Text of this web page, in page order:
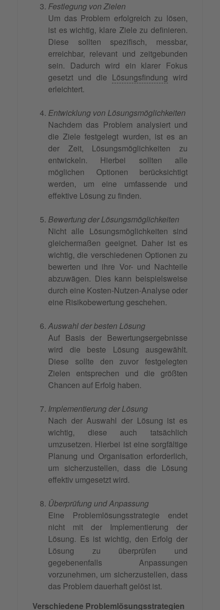
Festlegung von Zielen
Um das Problem erfolgreich zu lösen,
ist es wichtig, klare Ziele zu definieren.
Diese sollten spezifisch, messbar,
erreichbar, relevant und zeitgebunden
sein. Dadurch wird ein klarer Fokus
gesetzt und die Lösungsfindung wird
erleichtert.
Entwicklung von Lösungsmöglichkeiten
Nachdem das Problem analysiert und
die Ziele festgelegt wurden, ist es an
der Zeit, Lösungsmöglichkeiten zu
entwickeln. Hierbei sollten alle
möglichen Optionen berücksichtigt
werden, um eine umfassende und
effektive Lösung zu finden.
Bewertung der Lösungsmöglichkeiten
Nicht alle Lösungsmöglichkeiten sind
gleichermaßen geeignet. Daher ist es
wichtig, die verschiedenen Optionen zu
bewerten und ihre Vor- und Nachteile
abzuwägen. Dies kann beispielsweise
durch eine Kosten-Nutzen-Analyse oder
eine Risikobewertung geschehen.
Auswahl der besten Lösung
Auf Basis der Bewertungsergebnisse
wird die beste Lösung ausgewählt.
Diese sollte den zuvor festgelegten
Zielen entsprechen und die größten
Chancen auf Erfolg haben.
Implementierung der Lösung
Nach der Auswahl der Lösung ist es
wichtig, diese auch tatsächlich
umzusetzen. Hierbei ist eine sorgfältige
Planung und Organisation erforderlich,
um sicherzustellen, dass die Lösung
effektiv umgesetzt wird.
Überprüfung und Anpassung
Eine Problemlösungsstrategie endet
nicht mit der Implementierung der
Lösung. Es ist wichtig, den Erfolg der
Lösung zu überprüfen und
gegebenenfalls Anpassungen
vorzunehmen, um sicherzustellen, dass
das Problem dauerhaft gelöst ist.
Verschiedene Problemlösungsstrategien